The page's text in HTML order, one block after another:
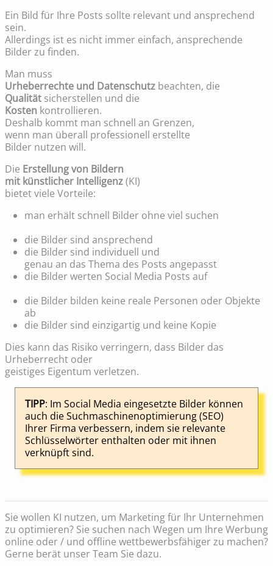
Ein Bild für Ihre Posts sollte relevant und ansprechend
sein.
Allerdings ist es nicht immer einfach, ansprechende
Bilder zu finden.
Man muss
Urheberrechte und Datenschutz beachten, die
Qualität sicherstellen und die
Kosten kontrollieren.
Deshalb kommt man schnell an Grenzen,
wenn man überall professionell erstellte
Bilder nutzen will.
Die Erstellung von Bildern
mit künstlicher Intelligenz(KI)
bietet viele Vorteile:
man erhält schnell Bilder ohne viel suchen
die Bilder sind ansprechend
die Bilder sind individuell und
genau an das Thema des Posts angepasst
die Bilder werten Social Media Posts auf
die Bilder bilden keine reale Personen oder Objekte
ab
die Bilder sind einzigartig und keine Kopie
Dies kann das Risiko verringern, dass Bilder das
Urheberrecht oder
geistiges Eigentum verletzen.
TIPP: Im Social Media eingesetzte Bilder können
auch die Suchmaschinenoptimierung (SEO)
Ihrer Firma verbessern, indem sie relevante
Schlüsselwörter enthalten oder mit ihnen
verknüpft sind.
Sie wollen KI nutzen, um Marketing für Ihr Unternehmen
zu optimieren? Sie suchen nach Wegen um Ihre Werbung
online oder / und offline wettbewerbsfähiger zu machen?
Gerne berät unser Team Sie dazu.